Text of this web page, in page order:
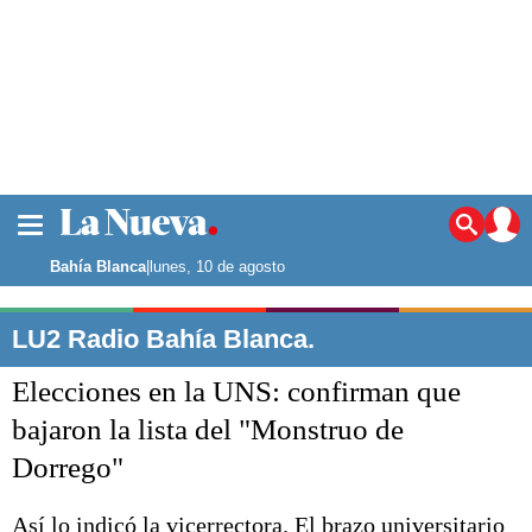
Noticias
La ciudad
Punta Alta
El país
El mundo
Seguridad
Deportes
Liga del Sur
Bahía Blanca|lunes, 10 de agosto
LU2 Radio Bahía Blanca.
Elecciones en la UNS: confirman que
bajaron la lista del "Monstruo de
Dorrego"
Así lo indicó la vicerrectora. El brazo universitario